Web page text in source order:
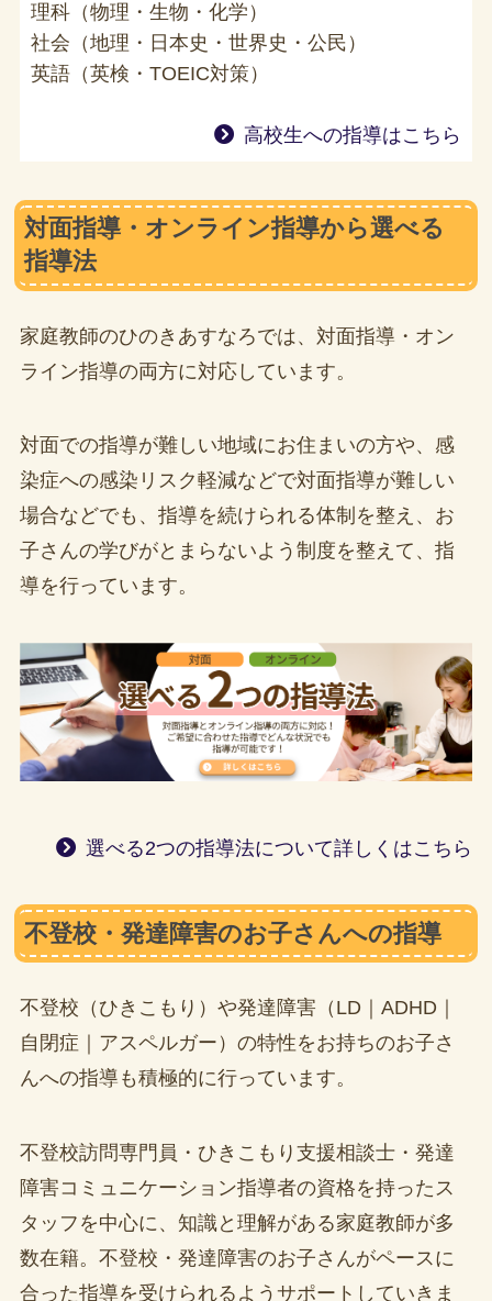
理科（物理・生物・化学）
社会（地理・日本史・世界史・公民）
英語（英検・TOEIC対策）
高校生への指導はこちら
対面指導・オンライン指導から選べる
指導法
家庭教師のひのきあすなろでは、対面指導・オン
ライン指導の両方に対応しています。
対面での指導が難しい地域にお住まいの方や、感
染症への感染リスク軽減などで対面指導が難しい
場合などでも、指導を続けられる体制を整え、お
子さんの学びがとまらないよう制度を整えて、指
導を行っています。
選べる2つの指導法について詳しくはこちら
不登校・発達障害のお子さんへの指導
不登校（ひきこもり）や発達障害（LD｜ADHD｜
自閉症｜アスペルガー）の特性をお持ちのお子さ
んへの指導も積極的に行っています。
不登校訪問専門員・ひきこもり支援相談士・発達
障害コミュニケーション指導者の資格を持ったス
タッフを中心に、知識と理解がある家庭教師が多
数在籍。不登校・発達障害のお子さんがペースに
合った指導を受けられるようサポートしていきま